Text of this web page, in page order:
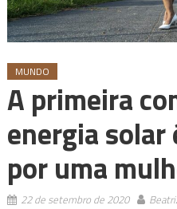
MUNDO
A primeira
energia solar
por uma
22 de setembro de 2020